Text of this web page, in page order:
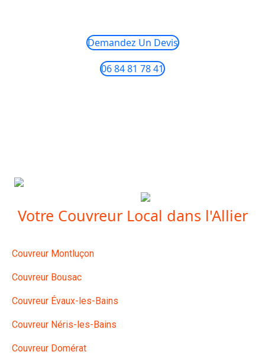
Demandez Un Devis
06 84 81 78 41
Votre Couvreur Local dans l'Allier
Couvreur Montluçon
Couvreur Bousac
Couvreur Évaux-les-Bains
Couvreur Néris-les-Bains
Couvreur Domérat